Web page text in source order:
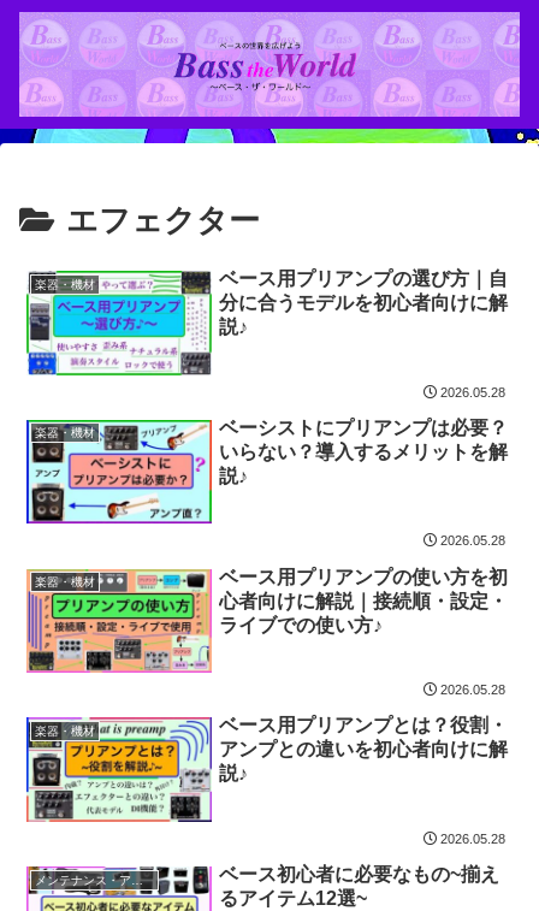
エフェクター
楽器・機材
ベース用プリアンプの選び方｜自
分に合うモデルを初心者向けに解
説♪
2026.05.28
楽器・機材
ベーシストにプリアンプは必要？
いらない？導入するメリットを解
説♪
2026.05.28
楽器・機材
ベース用プリアンプの使い方を初
心者向けに解説｜接続順・設定・
ライブでの使い方♪
2026.05.28
楽器・機材
ベース用プリアンプとは？役割・
アンプとの違いを初心者向けに解
説♪
2026.05.28
メンテナンス・アイテム
ベース初心者に必要なもの~揃え
るアイテム12選~